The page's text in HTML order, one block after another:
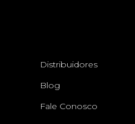
Distribuidores
Blog
Fale Conosco